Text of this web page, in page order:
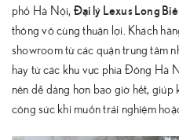
phố Hà Nội, Đại lý Lexus Long
thông vô cùng thuận lợi. Khách
showroom từ các quận trung tâm
hay từ các khu vực phía Đông Hà
nên dễ dàng hơn bao giờ hết, giúp
công sức khi muốn trải nghiệm